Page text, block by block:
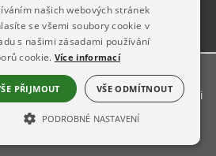
O stránkách
server ŠumavaNet.CZve spolupráci
Ruda
ŠumavaNet.CZ
našich webových stránek
se všemi soubory cookie v
s našimi zásadami používání
cookie. Více informací
PŘIJMOUT VŠE ODMÍTNOUT
PODROBNÉ NASTAVENÍ
NEZBYTNĚ NUTNÉ SOUBORY